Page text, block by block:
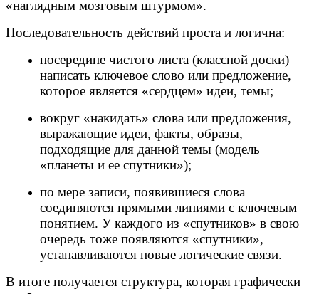
«наглядным мозговым штурмом».
Последовательность действий проста и логична:
посередине чистого листа (классной доски)
написать ключевое слово или предложение,
которое является «сердцем» идеи, темы;
вокруг «накидать» слова или предложения,
выражающие идеи, факты, образы,
подходящие для данной темы (модель
«планеты и ее спутники»);
по мере записи, появившиеся слова
соединяются прямыми линиями с ключевым
понятием. У каждого из «спутников» в свою
очередь тоже появляются «спутники»,
устанавливаются новые логические связи.
В итоге получается структура, которая графически